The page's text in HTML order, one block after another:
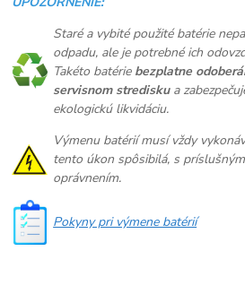
Staré a vybité použité batérie
odpadu, ale je potrebné ich
Takéto batérie bezplatne
servisnom strediskua
ekologickú likvidáciu.
Výmenu batérií musí vždy
tento úkon spôsibilá, s
oprávnením.
Pokyny pri výmene batérií